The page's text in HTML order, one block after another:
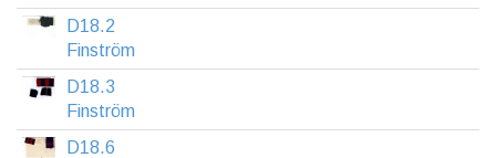
D18.2
Finström
D18.3
Finström
D18.6